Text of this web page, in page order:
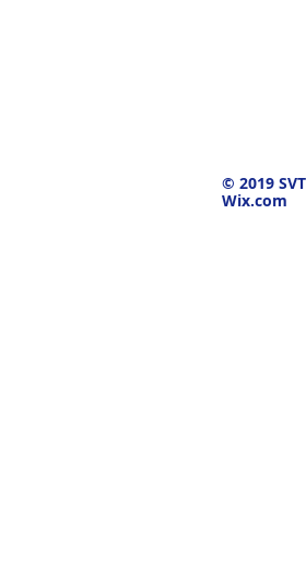
© 2019
Wix.com